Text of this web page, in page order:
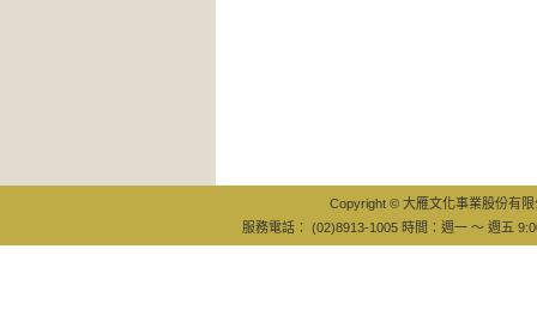
Copyright © 大雁文化事業股份有
服務電話： (02)8913-1005 時間：週一 ～ 週五